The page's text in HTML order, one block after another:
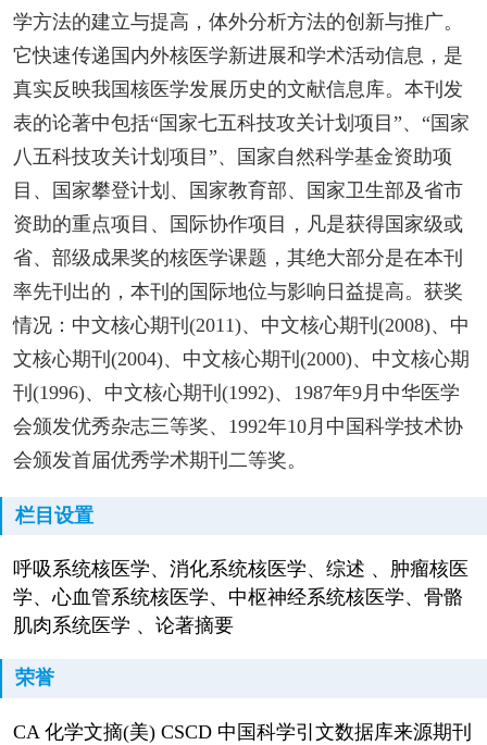
学方法的建立与提高，体外分析方法的创新与推广。
它快速传递国内外核医学新进展和学术活动信息，是
真实反映我国核医学发展历史的文献信息库。本刊发
表的论著中包括“国家七五科技攻关计划项目”、“国家
八五科技攻关计划项目”、国家自然科学基金资助项
目、国家攀登计划、国家教育部、国家卫生部及省市
资助的重点项目、国际协作项目，凡是获得国家级或
省、部级成果奖的核医学课题，其绝大部分是在本刊
率先刊出的，本刊的国际地位与影响日益提高。获奖
情况：中文核心期刊(2011)、中文核心期刊(2008)、中
文核心期刊(2004)、中文核心期刊(2000)、中文核心期
刊(1996)、中文核心期刊(1992)、1987年9月中华医学
会颁发优秀杂志三等奖、1992年10月中国科学技术协
会颁发首届优秀学术期刊二等奖。
栏目设置
呼吸系统核医学、消化系统核医学、综述 、肿瘤核医
学、心血管系统核医学、中枢神经系统核医学、骨骼
肌肉系统医学 、论著摘要
荣誉
CA 化学文摘(美) CSCD 中国科学引文数据库来源期刊